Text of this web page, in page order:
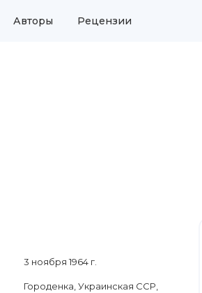
Авторы Рецензии
3 ноября 1964 г.
Городенка, Украинская ССР,